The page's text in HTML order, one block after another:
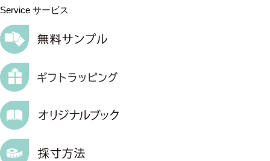
Service サービス